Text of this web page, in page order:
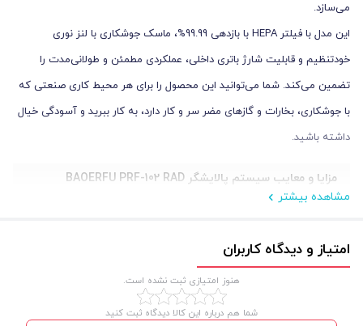
می‌سازد.
این مدل با فیلتر HEPA با بازدهی 99.99%، ماسک جوشکاری با لنز نوری
خودتنظیم و قابلیت شارژ باتری داخلی، عملکردی مطمئن و طولانی‌مدت را
تضمین می‌کند. شما می‌توانید این محصول را برای هر محیط کاری صنعتی که
با جوشکاری، بخارات و گازهای مضر سر و کار دارد، به کار ببرید و آسودگی خیال
داشته باشید.
مزایا و معایب سیستم پالایشگر
می‌دهد، اما مثل هر ابزار صنعتی، مزایا و محدودیت‌هایی هم دارد که باید
بشناسید:
مشاهده بیشتر
امتیاز و دیدگاه کاربران
هنوز امتیازی ثبت نشده است.
شما هم درباره این کالا دیدگاه ثبت کنید